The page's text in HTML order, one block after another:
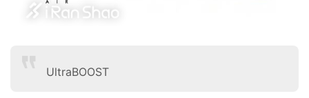
UltraBOOST